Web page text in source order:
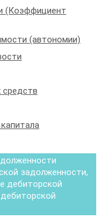
(Коэффициент
(автономии)
задолженности,
дебиторской